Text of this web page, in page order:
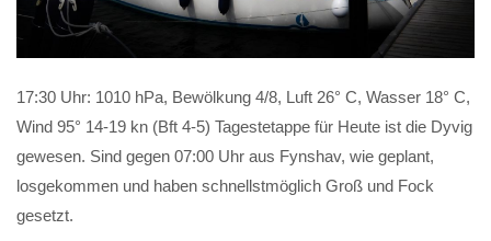
17:30 Uhr: 1010 hPa, Bewölkung 4/8, Luft 26° C, Wasser 18° C,
Wind 95° 14-19 kn (Bft 4-5) Tagestetappe für Heute ist die Dyvig
gewesen. Sind gegen 07:00 Uhr aus Fynshav, wie geplant,
losgekommen und haben schnellstmöglich Groß und Fock
gesetzt.